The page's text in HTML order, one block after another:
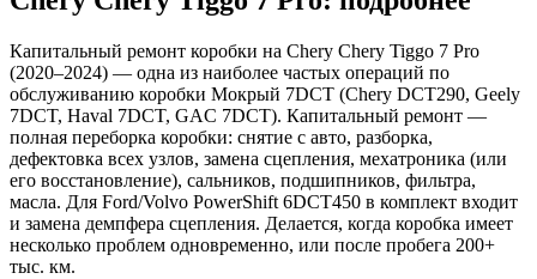
Капитальный ремонт коробки на Chery Chery Tiggo 7 Pro
(2020–2024) — одна из наиболее частых операций по
обслуживанию коробки Мокрый 7DCT (Chery DCT290, Geely
7DCT, Haval 7DCT, GAC 7DCT). Капитальный ремонт —
полная переборка коробки: снятие с авто, разборка,
дефектовка всех узлов, замена сцепления, мехатроника (или
его восстановление), сальников, подшипников, фильтра,
масла. Для Ford/Volvo PowerShift 6DCT450 в комплект входит
и замена демпфера сцепления. Делается, когда коробка имеет
несколько проблем одновременно, или после пробега 200+
тыс. км.